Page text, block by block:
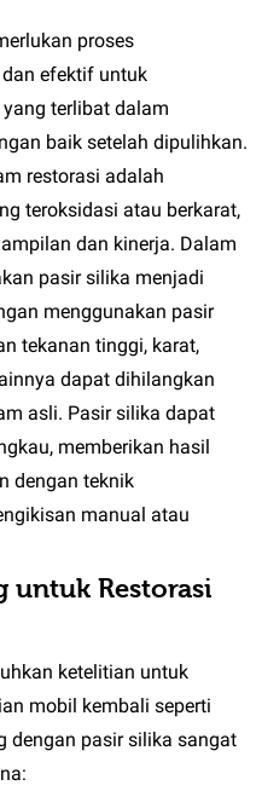
proses
efektif untuk
terlibat dalam
baik setelah dipulihkan.
restorasi adalah
teroksidasi atau berkarat,
dan kinerja. Dalam
pasir silika menjadi
menggunakan pasir
tekanan tinggi, karat,
dapat dihilangkan
asli. Pasir silika dapat
memberikan hasil
dengan teknik
manual atau
untuk Restorasi
ketelitian untuk
mobil kembali seperti
dengan pasir silika sangat